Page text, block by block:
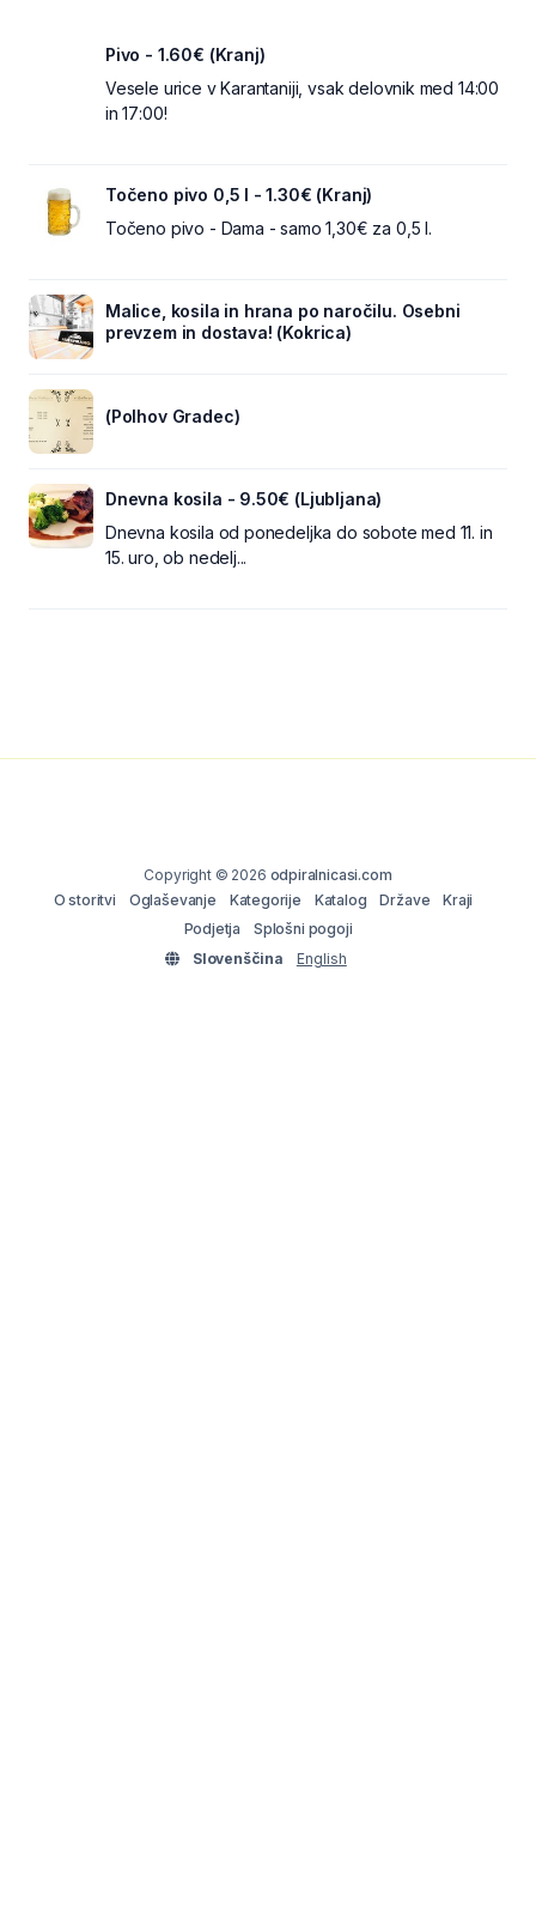
Pivo - 1.60€ (Kranj)
Vesele urice v Karantaniji, vsak delovnik med 14:00
in 17:00!
Točeno pivo 0,5 l - 1.30€ (Kranj)
Točeno pivo - Dama - samo 1,30€ za 0,5 l.
Malice, kosila in hrana po naročilu. Osebni
prevzem in dostava! (Kokrica)
(Polhov Gradec)
Dnevna kosila - 9.50€ (Ljubljana)
Dnevna kosila od ponedeljka do sobote med 11. in
15. uro, ob nedelj...
Copyright © 2026 odpiralnicasi.com
O storitvi
Oglaševanje Kategorije Katalog Države
Kraji
Podjetja
Splošni pogoji
Slovenščina
English